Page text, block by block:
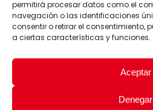
permitirá procesar datos como el
navegación o las identificaciones
consentir o retirar el consentimiento,
a ciertas características y funciones.
Aceptar
Denegar